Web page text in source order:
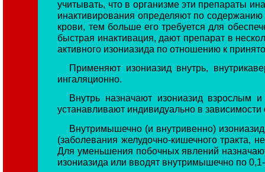
учитывать, что в организме эти препараты
инактивирования определяют по содержанию
крови, тем больше его требуется для
быстрая инактивация, дают препарат в
активного изониазида по отношению к
Применяют изониазид внутрь,
ингаляционно.
Внутрь назначают изониазид
устанавливают индивидуально в
Внутримышечно (и внутривенно)
(заболевания желудочно-кишечного тракта,
Для уменьшения побочных явлений
изониазида или вводят внутримышечно по